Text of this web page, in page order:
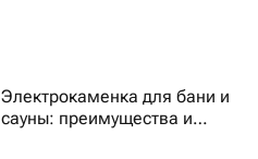
Электрокаменка для бани и
сауны: преимущества и